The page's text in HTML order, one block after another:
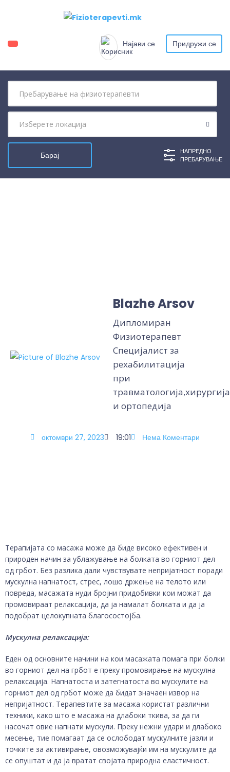
Најави се Придружи се
НАПРЕДНО
ПРЕБАРУВАЊЕ
Blazhe Arsov
Дипломиран
Физиотерапевт
Специјалист за
рехабилитација
при
травматологија,хирургија
и ортопедија
октомври 27, 2023 19:01 Нема Коментари
Терапијата со масажа може да биде високо ефективен и
природен начин за ублажување на болката во горниот дел
од грбот. Без разлика дали чувствувате непријатност поради
мускулна напнатост, стрес, лошо држење на телото или
повреда, масажата нуди бројни придобивки кои можат да
промовираат релаксација, да ја намалат болката и да ја
подобрат целокупната благосостојба.
Мускулна релаксација:
Еден од основните начини на кои масажата помага при болки
во горниот дел на грбот е преку промовирање на мускулна
релаксација. Напнатоста и затегнатоста во мускулите на
горниот дел од грбот може да бидат значаен извор на
непријатност. Терапевтите за масажа користат различни
техники, како што е масажа на длабоки ткива, за да ги
насочат овие напнати мускули. Преку нежни удари и длабоко
месење, тие помагаат да се ослободат мускулните јазли и
точките за активирање, овозможувајќи им на мускулите да
се опуштат и да ја вратат својата природна еластичност.